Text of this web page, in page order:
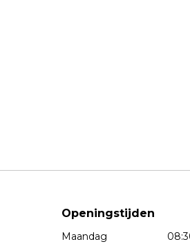
Openingstijden
Maandag